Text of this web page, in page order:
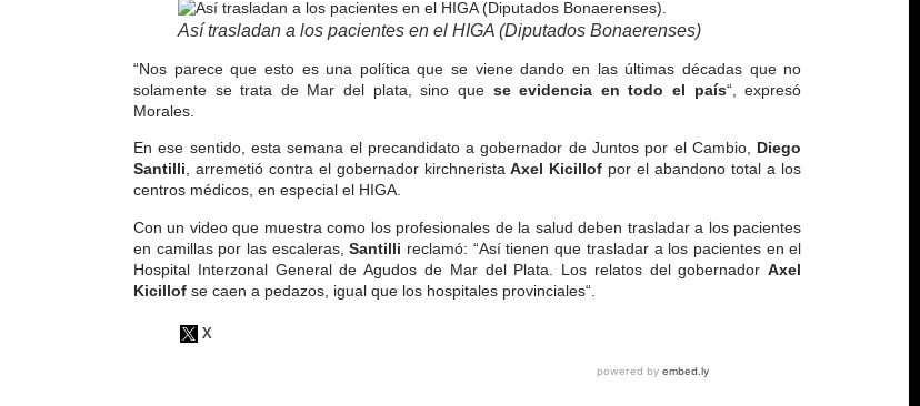
Así trasladan a los pacientes en el HIGA (Diputados Bonaerenses)
“Nos parece que esto es una política que se viene dando en las últimas décadas que no
solamente se trata de Mar del plata, sino que se evidencia en todo el país“, expresó
Morales.
En ese sentido, esta semana el precandidato a gobernador de Juntos por el Cambio, Diego
Santilli , arremetió contra el gobernador kirchnerista Axel Kicillof por el abandono total a los
centros médicos , en especial el HIGA.
Con un video que muestra como los profesionales de la salud deben trasladar a los pacientes
en camillas por las escaleras, Santilli reclamó: “Así tienen que trasladar a los pacientes en el
Hospital Interzonal General de Agudos de Mar del Plata. Los relatos del gobernadorAxel
Kicillof se caen a pedazos, igual que los hospitales provinciales“.